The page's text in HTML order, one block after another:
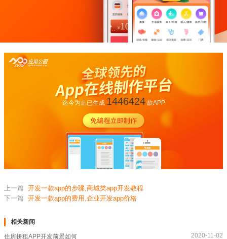
迄今为止已生成 1446424款APP
上一篇 开发一款app的步骤,商城类app开发教程
下一篇 开发一款app的费用,企业开发app价格
相关新闻
住房拼租APP开发前景如何 2020-11-02